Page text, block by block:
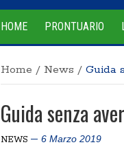
HOME PRONTUARIO
Home / News / Guida
Guida senza
NEWS 6 Marzo 2019